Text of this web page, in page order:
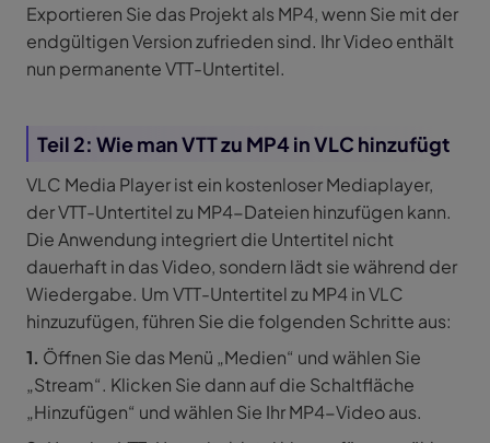
Exportieren Sie das Projekt als MP4, wenn Sie mit der
endgültigen Version zufrieden sind. Ihr Video enthält
nun permanente VTT-Untertitel.
Teil 2: Wie man VTT zu MP4 in VLC hinzufügt
VLC Media Player ist ein kostenloser Mediaplayer,
der VTT-Untertitel zu MP4-Dateien hinzufügen kann.
Die Anwendung integriert die Untertitel nicht
dauerhaft in das Video, sondern lädt sie während der
Wiedergabe. Um VTT-Untertitel zu MP4 in VLC
hinzuzufügen, führen Sie die folgenden Schritte aus:
1. Öffnen Sie das Menü „Medien“ und wählen Sie
„Stream“. Klicken Sie dann auf die Schaltfläche
„Hinzufügen“ und wählen Sie Ihr MP4-Video aus.